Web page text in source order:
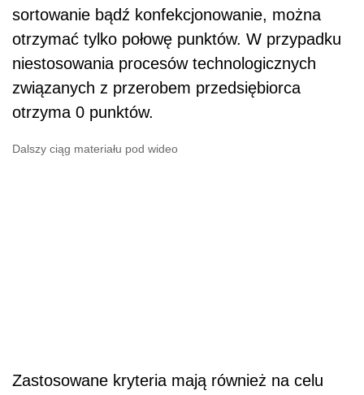
sortowanie bądź konfekcjonowanie, można
otrzymać tylko połowę punktów. W przypadku
niestosowania procesów technologicznych
związanych z przerobem przedsiębiorca
otrzyma 0 punktów.
Dalszy ciąg materiału pod wideo
Zastosowane kryteria mają również na celu